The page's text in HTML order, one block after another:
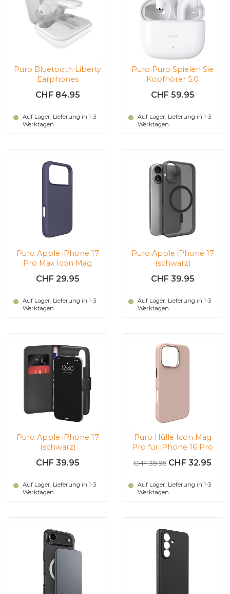
Puro Bluetooth Liberty
Earphones
CHF 84.95
Auf Lager, Lieferung in 1-3
Werktagen
Puro Puro Spielen Sie
Kopfhörer 5.0
CHF 59.95
Auf Lager, Lieferung in 1-3
Werktagen
Puro Apple iPhone 17
Pro Max Icon Mag
(Dunkelblau)
CHF 29.95
Auf Lager, Lieferung in 1-3
Werktagen
Puro Apple iPhone 17
(schwarz)
CHF 39.95
Auf Lager, Lieferung in 1-3
Werktagen
Puro Apple iPhone 17
(schwarz)
CHF 39.95
Auf Lager, Lieferung in 1-3
Werktagen
Puro Hülle Icon Mag
Pro für iPhone 16 Pro
CHF 39.95 CHF 32.95
Auf Lager, Lieferung in 1-3
Werktagen